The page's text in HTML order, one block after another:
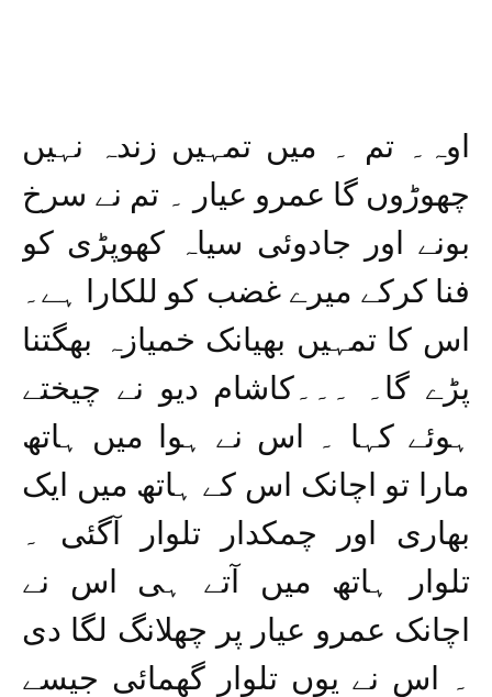
اوہ۔ تم ۔ میں تمہیں زندہ نہیں
چھوڑوں گا عمرو عیار ۔ تم نے سرخ
بونے اور جادوئی سیاہ کھوپڑی کو
فنا کرکے میرے غضب کو للکارا ہے۔
اس کا تمہیں بھیانک خمیازہ بھگتنا
پڑے گا۔ ۔۔۔کاشام دیو نے چیختے
ہوئے کہا ۔ اس نے ہوا میں ہاتھ
مارا تو اچانک اس کے ہاتھ میں ایک
بھاری اور چمکدار تلوار آگئی ۔
تلوار ہاتھ میں آتے ہی اس نے
اچانک عمرو عیار پر چھلانگ لگا دی
۔ اس نے یوں تلوار گھمائی جیسے